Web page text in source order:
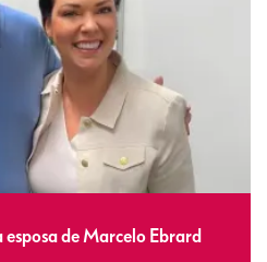
esposa de Marcelo Ebrard